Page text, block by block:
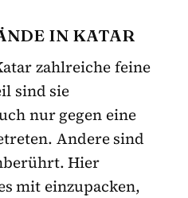
IN KATAR
zahlreiche feine
sind sie
nur gegen eine
Andere sind
Hier
mit einzupacken,